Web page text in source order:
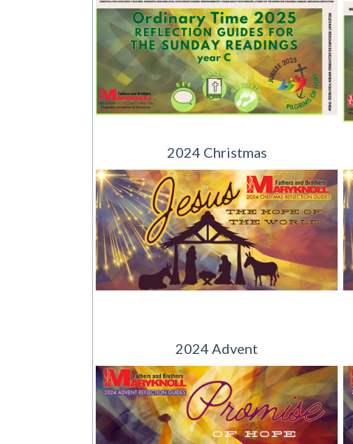
2024 Christmas
2024 Advent